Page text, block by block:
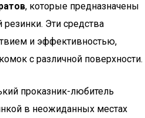
, которые предназначены
Эти средства
и эффективностью,
с различной поверхности.
проказник-любитель
в неожиданных местах